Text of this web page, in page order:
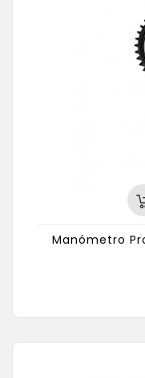
Manómetro